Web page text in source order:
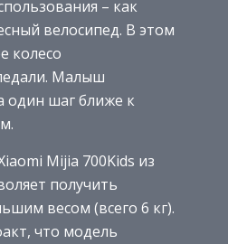
– как
велосипед. В этом
колесо
Малыш
один шаг ближе к
Mijia 700Kids из
получить
весом (всего 6 кг).
что модель